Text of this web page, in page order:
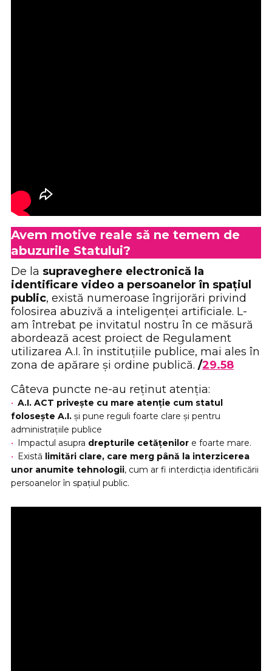
Avem motive reale să ne temem de
abuzurile Statului?
De la supraveghere electronică la
identificare video a persoanelor în spațiul
public, există numeroase îngrijorări privind
folosirea abuzivă a inteligenței artificiale. L-
am întrebat pe invitatul nostru în ce măsură
abordează acest proiect de Regulament
utilizarea A.I. în instituțiile publice, mai ales în
zona de apărare și ordine publică. /29.58
Câteva puncte ne-au reținut atenția:
A.I. ACT privește cu mare atenție cum statul
folosește A.I. și pune reguli foarte clare și pentru
administrațiile publice
Impactul asupra drepturile cetățenilor e foarte mare.
Există limitări clare, care merg până la interzicerea
unor anumite tehnologii, cum ar fi interdicția identificării
persoanelor în spațiul public.